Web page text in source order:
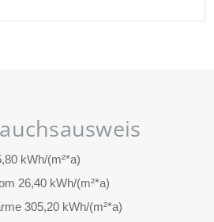
kWh/(m²*a)
26,40 kWh/(m²*a)
305,20 kWh/(m²*a)